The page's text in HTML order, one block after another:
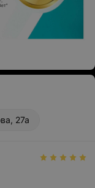
27а